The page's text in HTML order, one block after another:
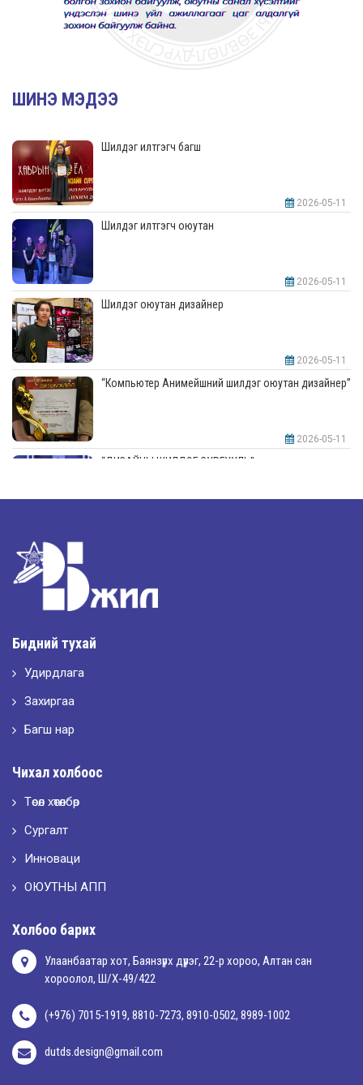
ШИНЭ МЭДЭЭ
Шилдэг илтгэгч багш
2026-05-11
Шилдэг илтгэгч оюутан
2026-05-11
Шилдэг оюутан дизайнер
2026-05-11
“Компьютер Анимейшний шилдэг оюутан дизайнер”
2026-05-11
“ДИЗАЙНЫ ШИЛДЭГ СУРГУУЛЬ”-аар шалгарлаа
“ХҮСЛЭН 2026” хувцас загварын улсын уралдаан,
Бидний тухай
Удирдлага
Захиргаа
Багш нар
Чихал холбоос
Төсөл хөтөлбөр
Сургалт
Инноваци
ОЮУТНЫ АПП
Холбоо барих
Улаанбаатар хот, Баянзүрх дүүрэг, 22-р хороо, Алтан сан
хороолол, Ш/Х-49/422
(+976) 7015-1919, 8810-7273, 8910-0502, 8989-1002
dutds.design@gmail.com